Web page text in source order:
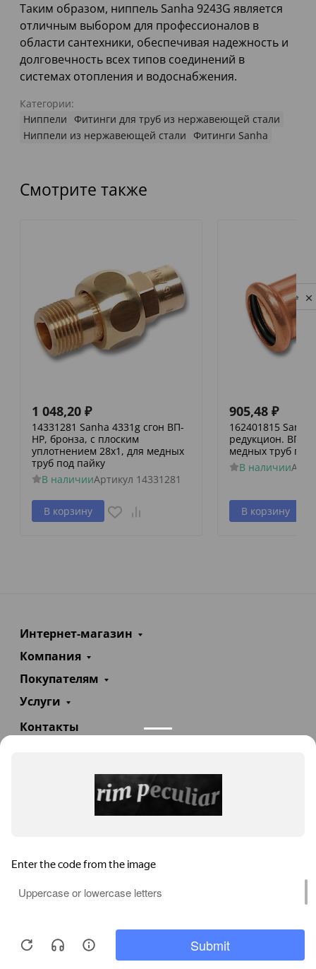
Таким образом, ниппель Sanha 9243G является
отличным выбором для профессионалов в
области сантехники, обеспечивая надежность и
долговечность всех типов соединений в
системах отопления и водоснабжения.
Категории:
Ниппели Фитинги для труб из нержавеющей стали
Ниппели из нержавеющей стали Фитинги Sanha
Смотрите также
1 048,20 ₽
14331281 Sanha 4331g сгон ВП-
НР, бронза, с плоским
уплотнением 28x1, для медных
труб под пайку
В наличииАртикул 14331281
В корзину
905,48 ₽
162401815
редукцион. ВПр-
медных труб
В наличии
В корзину
Интернет-магазин
Компания
Покупателям
Услуги
Контакты
info@teploexpert.com
Пн—Сб 09:00 – 18:00
TeploExpert.com © 2008 - 2026 Оборудование для
систем отопления, водоснабжения, канализации
Privacy notice